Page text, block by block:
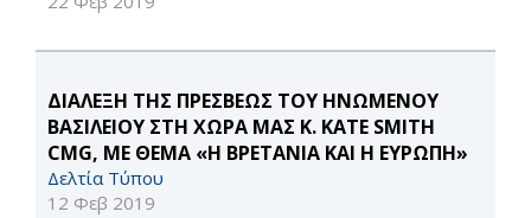
ΔΙΑΛΕΞΗ ΤΗΣ ΠΡΕΣΒΕΩΣ ΤΟΥ ΗΝΩΜΕΝΟΥ
ΒΑΣΙΛΕΙΟΥ ΣΤΗ ΧΩΡΑ ΜΑΣ Κ. KATE SMITH
CMG, ΜΕ ΘΕΜΑ «Η ΒΡΕΤΑΝΙΑ ΚΑΙ Η ΕΥΡΩΠΗ»
Δελτία Τύπου
12 Φεβ 2019